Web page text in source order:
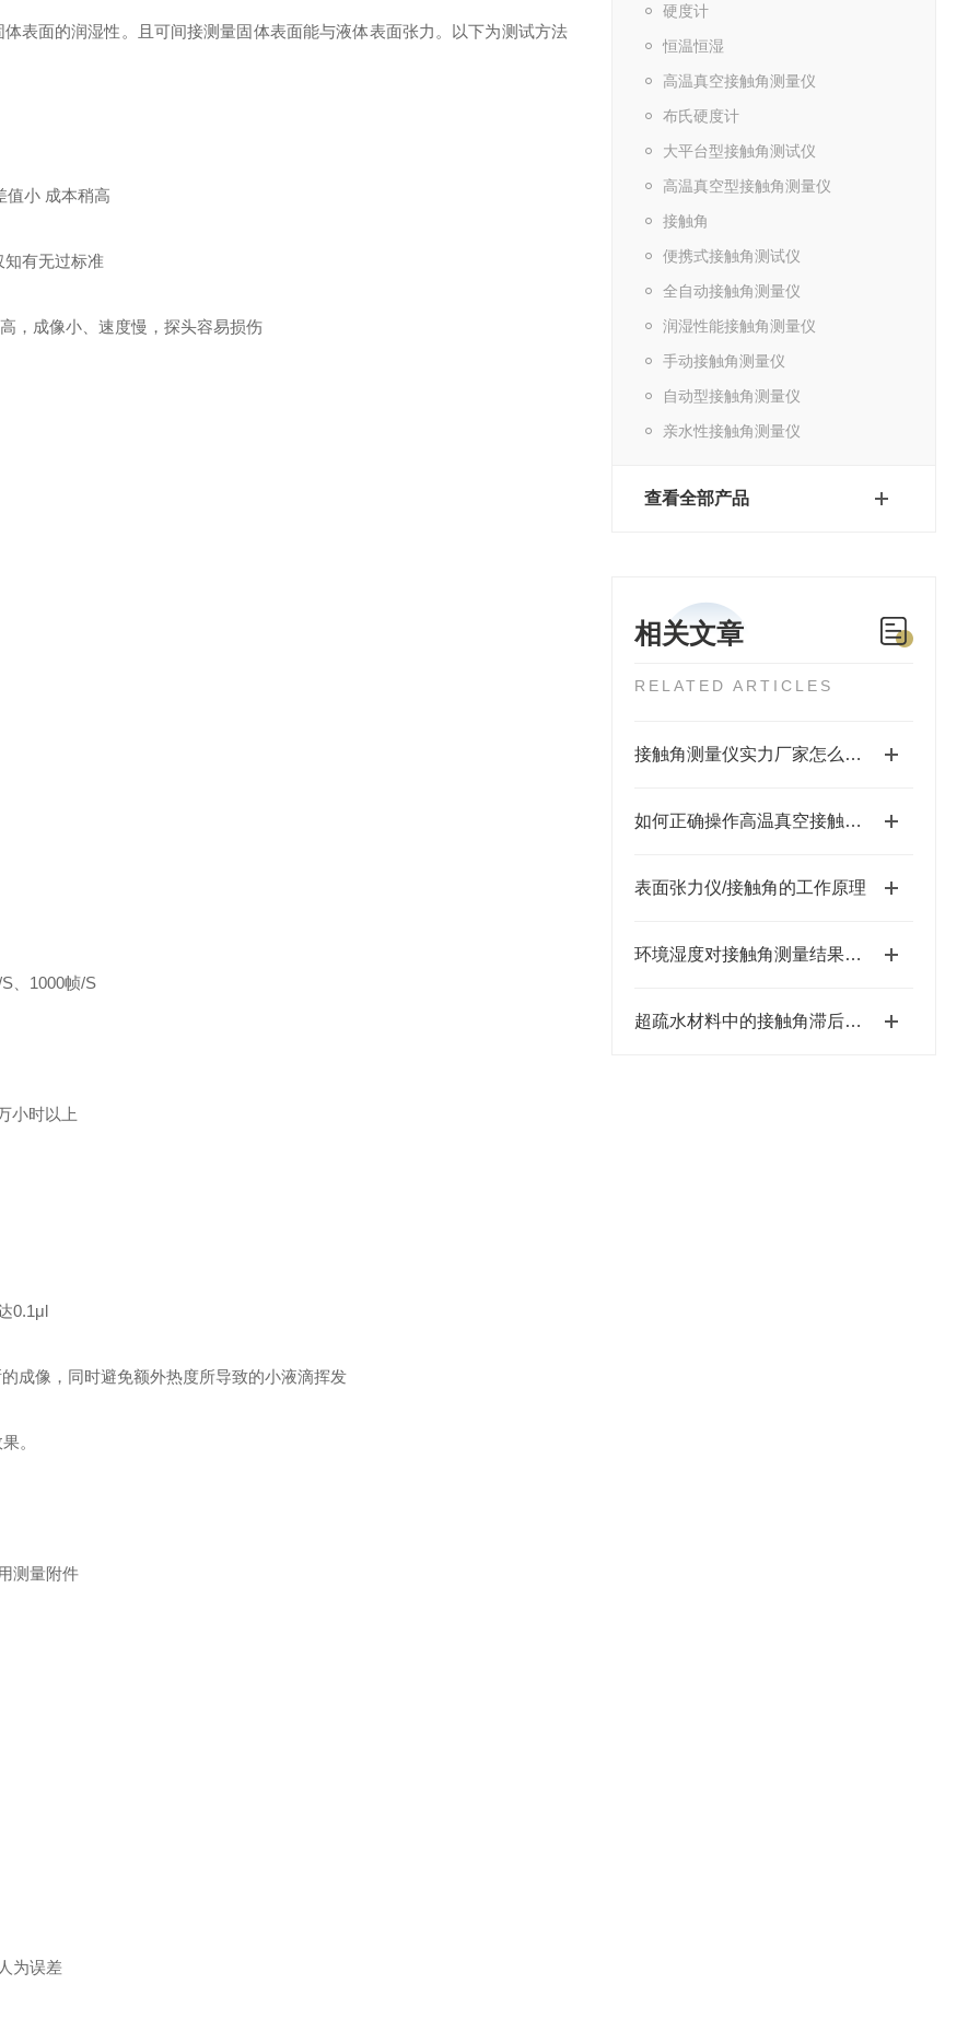
硬度计
恒温恒湿
高温真空接触角测量仪
布氏硬度计
大平台型接触角测试仪
高温真空型接触角测量仪
接触角
便携式接触角测试仪
全自动接触角测量仪
润湿性能接触角测量仪
手动接触角测量仪
自动型接触角测量仪
亲水性接触角测量仪
查看全部产品
相关文章
RELATED ARTICLES
接触角测量仪实力厂家怎么选？苏州福佰特 10 年专注精密仪器研发生产
如何正确操作高温真空接触角测量仪？步骤详解
表面张力仪/接触角的工作原理
​环境湿度对接触角测量结果的影响及控制策略
超疏水材料中的接触角滞后现象研究
面的润湿性。且可间接测量固体表面能与液体表面张力。以下为测试方法
值小 成本稍高
知有无过标准
成像小、速度慢，探头容易损伤
、1000帧/S
小时以上
0.1μl
像，同时避免额外热度所导致的小液滴挥发
。
测量附件
为误差